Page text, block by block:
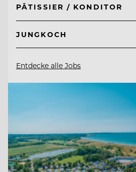
PÂTISSIER / KONDITOR
JUNGKOCH
Entdecke alle Jobs